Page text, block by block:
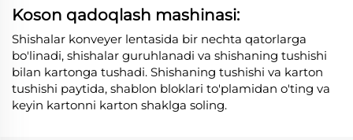
Koson qadoqlash mashinasi:
Shishalar konveyer lentasida bir nechta qatorlarga
bo'linadi, shishalar guruhlanadi va shishaning tushishi
bilan kartonga tushadi. Shishaning tushishi va karton
tushishi paytida, shablon bloklari to'plamidan o'ting va
keyin kartonni karton shaklga soling.